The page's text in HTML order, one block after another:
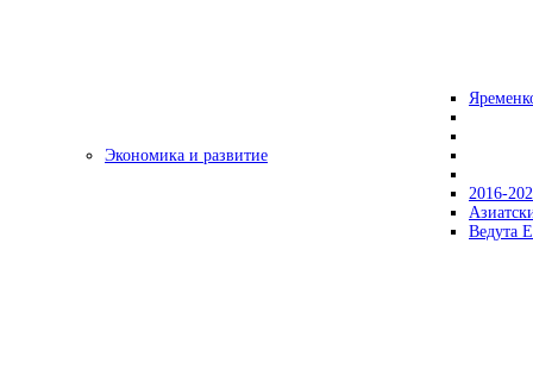
Экономика и развитие
2016-
Ведута